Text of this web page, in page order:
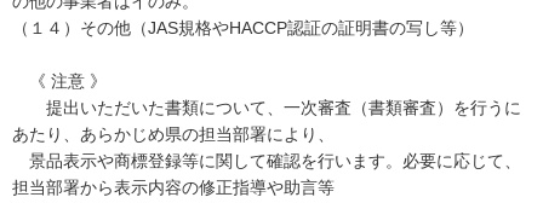
（１４）その他（JAS規格やHACCP認証の証明書の写し等）
《 注意 》
提出いただいた書類について、一次審査（書類審査）を行うに
あたり、あらかじめ県の担当部署により、
景品表示や商標登録等に関して確認を行います。必要に応じて、
担当部署から表示内容の修正指導や助言等